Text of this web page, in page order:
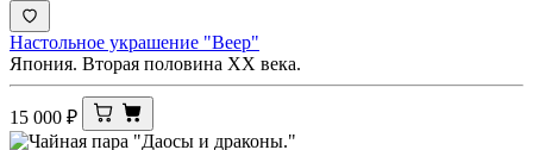
Настольное украшение "Веер"
Япония. Вторая половина ХХ века.
15 000 ₽